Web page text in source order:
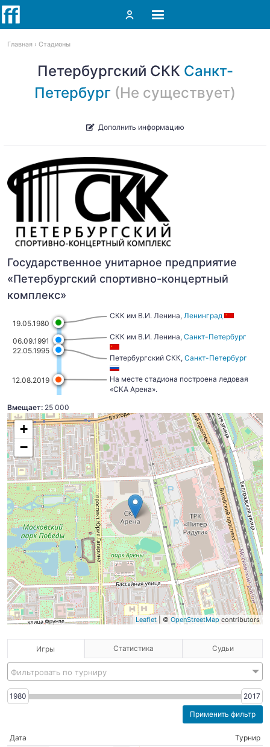
Главная Стадионы
Петербургский СКК Санкт-
Петербург (Не существует)
Дополнить информацию
Государственное унитарное предприятие
«Петербургский спортивно-концертный
комплекс»
19.05.1980
06.09.1991
22.05.1995
12.08.2019
СКК им В.И. Ленина, Ленинград
СКК им В.И. Ленина, Санкт-Петербург
Петербургский СКК, Санкт-Петербург
На месте стадиона построена ледовая
«СКА Арена».
Вмещает: 25 000
+
−
Leaflet| © OpenStreetMap contributors
Игры Статистика Судьи
Фильтровать по турниру
1980 2017
Дата
Турнир